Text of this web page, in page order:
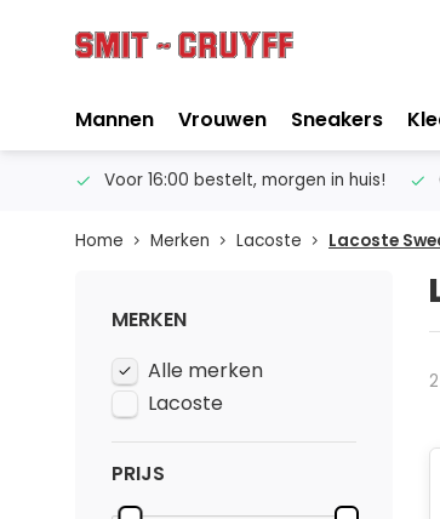
Mannen Vrouwen Sneakers
Voor 16:00 bestelt, morgen in huis!
Home Merken Lacoste Lacoste
MERKEN
Alle merken
Lacoste
PRIJS